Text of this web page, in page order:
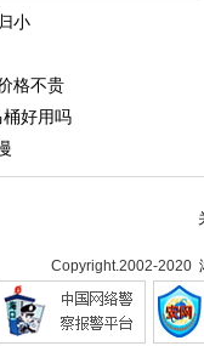
小
格不贵
好用吗
Copyright.2002-2020